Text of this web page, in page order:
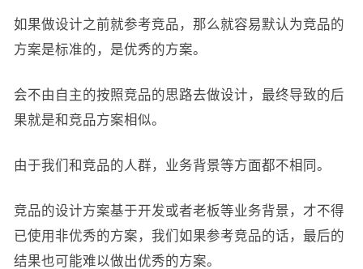
如果做设计之前就参考竞品，那么就容易默认为竞品的
方案是标准的，是优秀的方案。
会不由自主的按照竞品的思路去做设计，最终导致的后
果就是和竞品方案相似。
由于我们和竞品的人群，业务背景等方面都不相同。
竞品的设计方案基于开发或者老板等业务背景，才不得
已使用非优秀的方案，我们如果参考竞品的话，最后的
结果也可能难以做出优秀的方案。